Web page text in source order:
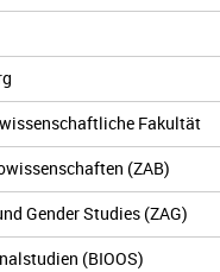
Fakultät
(ZAB)
Gender Studies (ZAG)
(BIOOS)